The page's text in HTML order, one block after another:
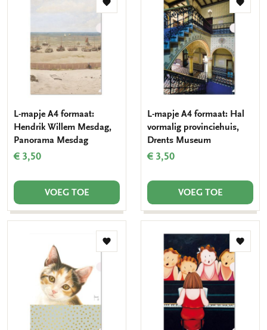
Toevoegen
L-mapje A4 formaat:
Hendrik Willem Mesdag,
Panorama Mesdag
€ 3,50
VOEG TOE
L-mapje A4 formaat: Hal
vormalig provinciehuis,
Drents Museum
€ 3,50
VOEG TOE
Toevoegen